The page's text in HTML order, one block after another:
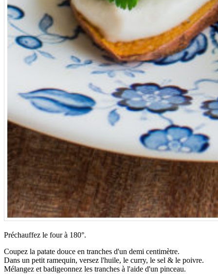
Préchauffez le four à 180°.
Coupez la patate douce en tranches d'un demi centimètre.
Dans un petit ramequin, versez l'huile, le curry, le sel & le poivre.
Mélangez et badigeonnez les tranches à l'aide d'un pinceau.